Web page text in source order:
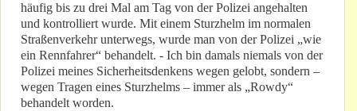
häufig bis zu drei Mal am Tag von der Polizei angehalten
und kontrolliert wurde. Mit einem Sturzhelm im normalen
Straßenverkehr unterwegs, wurde man von der Polizei „wie
ein Rennfahrer“ behandelt. - Ich bin damals niemals von der
Polizei meines Sicherheitsdenkens wegen gelobt, sondern –
wegen Tragen eines Sturzhelms – immer als „Rowdy“
behandelt worden.